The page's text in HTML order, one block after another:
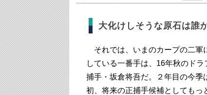
大化けしそうな原石は誰
それでは、いまのカープの二軍
している一番手は、16年秋のド
捕手・坂倉将吾だ。２年目の今季
初、将来の正捕手候補としてもっ